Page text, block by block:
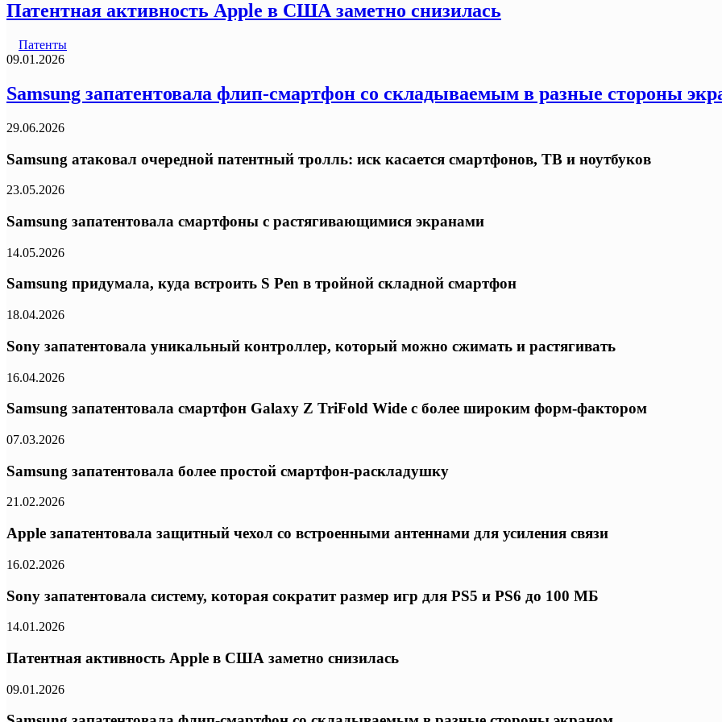
Патентная активность Apple в США заметно снизилась
Патенты
09.01.2026
Samsung запатентовала флип-смартфон со складываемым в разные стороны
29.06.2026
Samsung атаковал очередной патентный тролль: иск касается смартфонов, ТВ и ноутбуков
23.05.2026
Samsung запатентовала смартфоны с растягивающимися экранами
14.05.2026
Samsung придумала, куда встроить S Pen в тройной складной смартфон
18.04.2026
Sony запатентовала уникальный контроллер, который можно сжимать и растягивать
16.04.2026
Samsung запатентовала смартфон Galaxy Z TriFold Wide с более широким форм-фактором
07.03.2026
Samsung запатентовала более простой смартфон-раскладушку
21.02.2026
Apple запатентовала защитный чехол со встроенными антеннами для усиления связи
16.02.2026
Sony запатентовала систему, которая сократит размер игр для PS5 и PS6 до 100 МБ
14.01.2026
Патентная активность Apple в США заметно снизилась
09.01.2026